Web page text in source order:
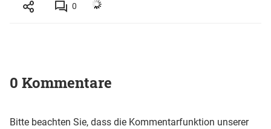
0
0 Kommentare
Bitte beachten Sie, dass die Kommentarfunktion unserer